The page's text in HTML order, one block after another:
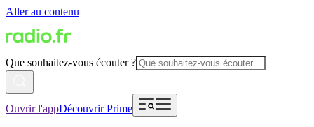
Aller au contenu
Que souhaitez-vous écouter ?
Ouvrir l'appDécouvrir Prime